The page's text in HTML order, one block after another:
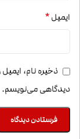
ایمیل*
ذخیره نام،
دیدگاهی می‌نویسم.